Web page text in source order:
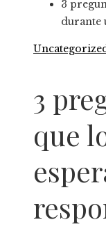
3
durante
3
que